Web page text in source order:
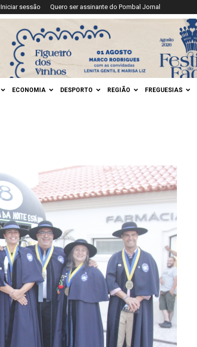
Iniciar sessão Quero ser assinante do Pombal Jornal
ECONOMIA DESPORTO REGIÃO FREGUESIAS